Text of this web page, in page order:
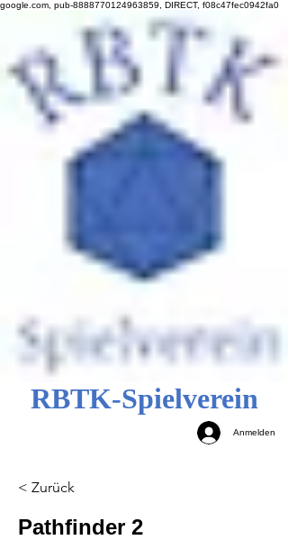
google.com, pub-8888770124963859, DIRECT, f08c47fec0942fa0
RBTK-Spielverein
Anmelden
< Zurück
Pathfinder 2